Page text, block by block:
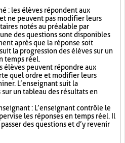
: les élèves répondent aux
ne peuvent pas modifier leurs
notés au préalable par
des questions sont disponibles
après que la réponse soit
la progression des élèves sur un
temps réel.
élèves peuvent répondre aux
quel ordre et modifier leurs
L’enseignant suit la
un tableau des résultats en
: L’enseignant contrôle le
les réponses en temps réel. Il
des questions et d’y revenir